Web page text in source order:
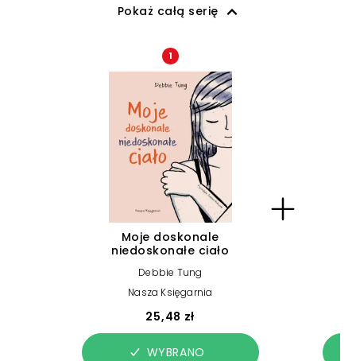
Pokaż całą serię
1
Moje doskonale
niedoskonałe ciało
Debbie Tung
Nasza Księgarnia
25,48 zł
WYBRANO